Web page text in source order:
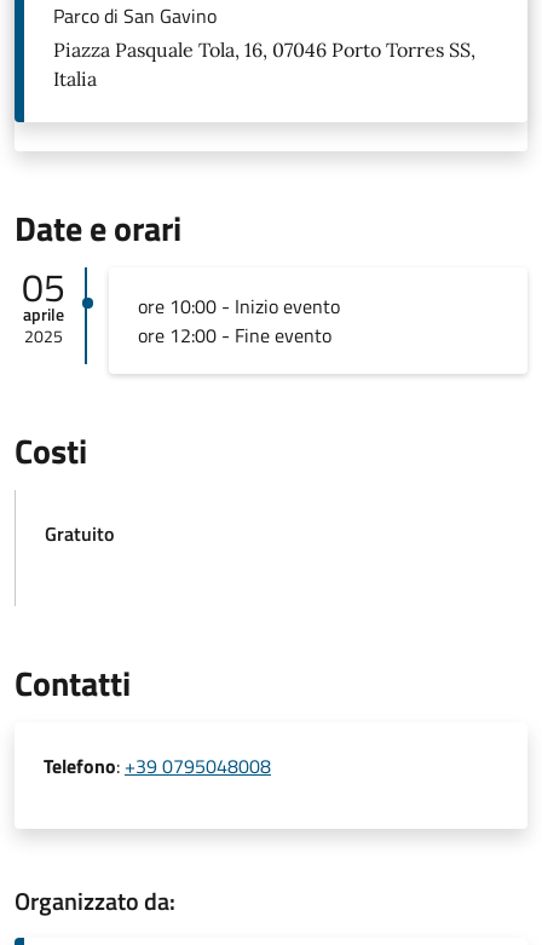
Parco di San Gavino
Piazza Pasquale Tola, 16, 07046 Porto Torres SS,
Italia
Date e orari
05
aprile
2025
ore 10:00 - Inizio evento
ore 12:00 - Fine evento
Costi
Gratuito
Contatti
Telefono: +39 0795048008
Organizzato da: